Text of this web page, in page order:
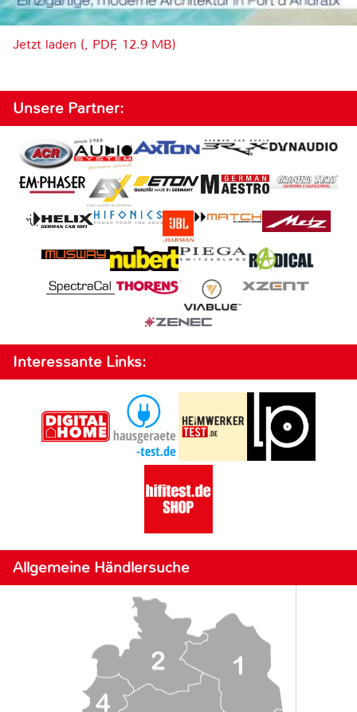
Jetzt laden (, PDF, 12.9 MB)
Unsere Partner:
Interessante Links:
Allgemeine Händlersuche